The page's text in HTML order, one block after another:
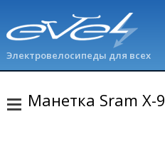
Электровелосипеды для всех
Манетка Sram X-9